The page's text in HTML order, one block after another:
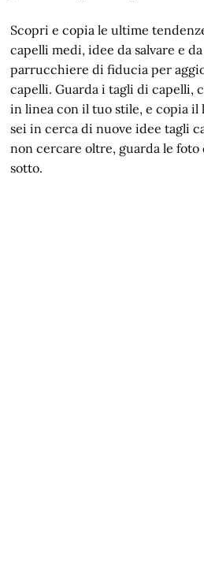
Scopri e copia le ultime
capelli medi, idee da salvare e
parrucchiere di fiducia per
capelli. Guarda i tagli di capelli,
in linea con il tuo stile, e copia il
sei in cerca di nuove idee tagli
non cercare oltre, guarda le
sotto.